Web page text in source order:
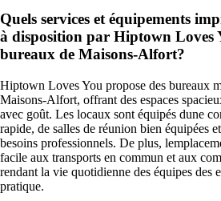
Quels services et équipements
à disposition par Hiptown Loves
bureaux de Maisons-Alfort?
Hiptown Loves You propose des bureaux
Maisons-Alfort, offrant des espaces
avec goût. Les locaux sont équipés dune
rapide, de salles de réunion bien équipées
besoins professionnels. De plus,
facile aux transports en commun et aux
rendant la vie quotidienne des équipes des
pratique.